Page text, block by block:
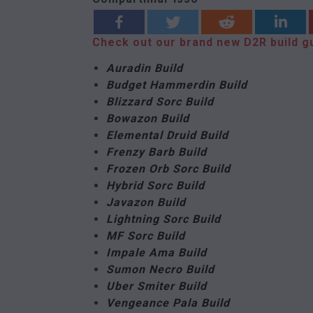
Check out our brand new D2R build
Auradin Build
Budget Hammerdin Build
Blizzard Sorc Build
Bowazon Build
Elemental Druid Build
Frenzy Barb Build
Frozen Orb Sorc Build
Hybrid Sorc Build
Javazon Build
Lightning Sorc Build
MF Sorc Build
Impale Ama Build
Sumon Necro Build
Uber Smiter Build
Vengeance Pala Build